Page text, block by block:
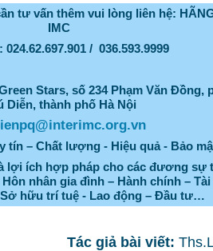
tư vấn thêm vui lòng liên hệ:
IMC
/ 036.593.9999
Stars, số 234 Phạm Văn Đồng,
Diễn, thành phố Hà Nội
tín – Chất lượng - Hiệu quả - Bảo
lợi ích hợp pháp cho các đương sự
nhân gia đình – Hành chính –
Sở hữu trí tuệ - Lao động – Đầu tư…
Tác giả bài viết: